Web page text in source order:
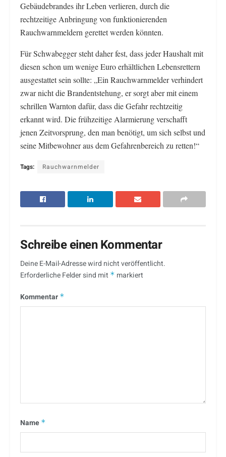
Gebäudebrandes ihr Leben verlieren, durch die
rechtzeitige Anbringung von funktionierenden
Rauchwarnmeldern gerettet werden könnten.
Für Schwabegger steht daher fest, dass jeder Haushalt mit
diesen schon um wenige Euro erhältlichen Lebensrettern
ausgestattet sein sollte: „Ein Rauchwarnmelder verhindert
zwar nicht die Brandentstehung, er sorgt aber mit einem
schrillen Warnton dafür, dass die Gefahr rechtzeitig
erkannt wird. Die frühzeitige Alarmierung verschafft
jenen Zeitvorsprung, den man benötigt, um sich selbst und
seine Mitbewohner aus dem Gefahrenbereich zu retten!“
Tags: Rauchwarnmelder
Schreibe einen Kommentar
Deine E-Mail-Adresse wird nicht veröffentlicht.
Erforderliche Felder sind mit * markiert
Kommentar *
Name *